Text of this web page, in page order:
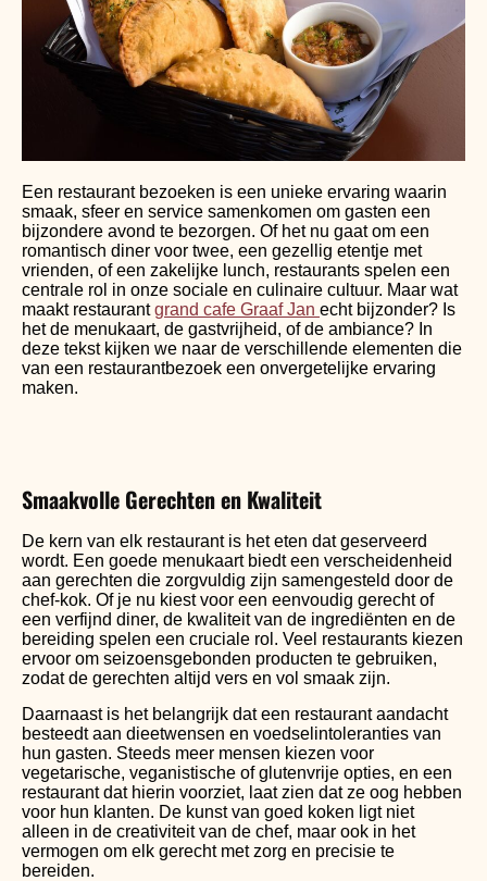
Een restaurant bezoeken is een unieke ervaring waarin
smaak, sfeer en service samenkomen om gasten een
bijzondere avond te bezorgen. Of het nu gaat om een
romantisch diner voor twee, een gezellig etentje met
vrienden, of een zakelijke lunch, restaurants spelen een
centrale rol in onze sociale en culinaire cultuur. Maar wat
maakt restaurantgrand cafe Graaf Jan echt bijzonder? Is
het de menukaart, de gastvrijheid, of de ambiance? In
deze tekst kijken we naar de verschillende elementen die
van een restaurantbezoek een onvergetelijke ervaring
maken.
Smaakvolle Gerechten en Kwaliteit
De kern van elk restaurant is het eten dat geserveerd
wordt. Een goede menukaart biedt een verscheidenheid
aan gerechten die zorgvuldig zijn samengesteld door de
chef-kok. Of je nu kiest voor een eenvoudig gerecht of
een verfijnd diner, de kwaliteit van de ingrediënten en de
bereiding spelen een cruciale rol. Veel restaurants kiezen
ervoor om seizoensgebonden producten te gebruiken,
zodat de gerechten altijd vers en vol smaak zijn.
Daarnaast is het belangrijk dat een restaurant aandacht
besteedt aan dieetwensen en voedselintoleranties van
hun gasten. Steeds meer mensen kiezen voor
vegetarische, veganistische of glutenvrije opties, en een
restaurant dat hierin voorziet, laat zien dat ze oog hebben
voor hun klanten. De kunst van goed koken ligt niet
alleen in de creativiteit van de chef, maar ook in het
vermogen om elk gerecht met zorg en precisie te
bereiden.